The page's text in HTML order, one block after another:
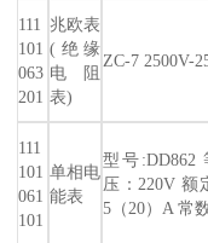
111
101
063
201
兆欧表
(绝缘
电阻
表)
ZC-7 2500V-
111
101
061
101
单相电
能表
型号:DD862
压：220V 额
5（20）A 常